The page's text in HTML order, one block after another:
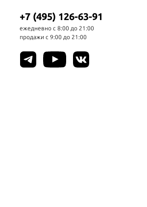
+7 (495) 126-63-91
ежедневно с 8:00 до 21:00
продажи с 9:00 до 21:00